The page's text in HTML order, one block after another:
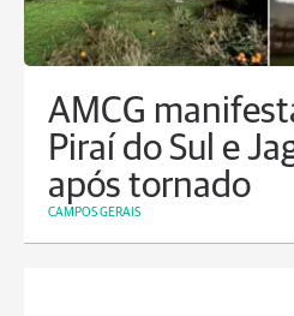
AMCG
Piraí do Sul e
após tornado
CAMPOS GERAIS